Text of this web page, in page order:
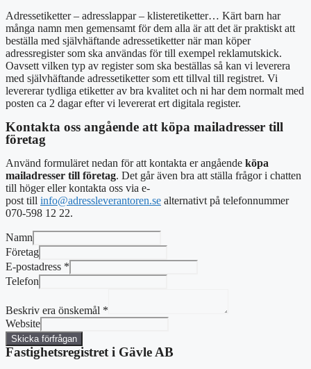
Adressetiketter – adresslappar – klisteretiketter… Kärt barn har
många namn men gemensamt för dem alla är att det är praktiskt att
beställa med självhäftande adressetiketter när man köper
adressregister som ska användas för till exempel reklamutskick.
Oavsett vilken typ av register som ska beställas så kan vi leverera
med självhäftande adressetiketter som ett tillval till registret. Vi
levererar tydliga etiketter av bra kvalitet och ni har dem normalt med
posten ca 2 dagar efter vi levererat ert digitala register.
Kontakta oss angående att köpa mailadresser till
företag
Använd formuläret nedan för att kontakta er angående köpa
mailadresser till företag. Det går även bra att ställa frågor i chatten
till höger ellerkontakta oss via e-
post till info@adressleverantoren.se alternativt på telefonnummer
070-598 12 22.
Namn
Företag
E-postadress *
Telefon
Beskriv era önskemål *
Website
Skicka förfrågan
Fastighetsregistret i Gävle AB